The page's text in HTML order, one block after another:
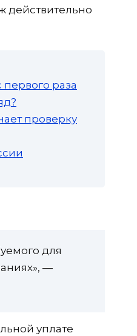
действительно
раза
проверку
для
—
уплате